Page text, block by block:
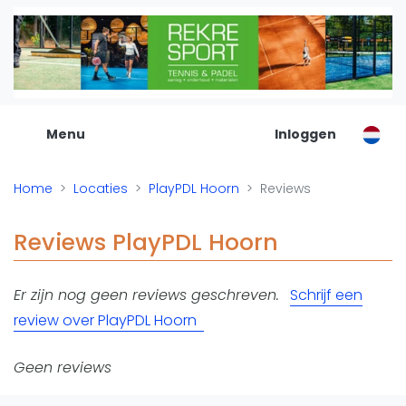
Menu
De Padel Gids
Alle padel locaties
Padelwinkels
Organisatie
Banenbouwers
Reserveringssystemen
Toevoegen data
Laatste updates
Padel
Inloggen
Home Locaties PlayPDL Hoorn Reviews
Reviews PlayPDL Hoorn
Er zijn nog geen reviews geschreven. Schrijf een
review over PlayPDL Hoorn
Geen reviews